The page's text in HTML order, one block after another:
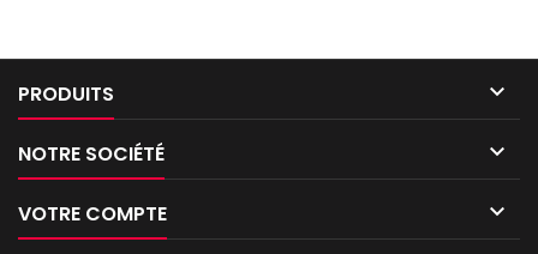
PRODUITS 
NOTRE SOCIÉTÉ 
VOTRE COMPTE 